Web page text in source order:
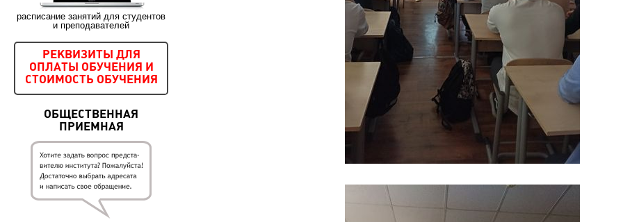
расписание занятий для студентов
и преподавателей
РЕКВИЗИТЫ ДЛЯ
ОПЛАТЫ ОБУЧЕНИЯ И
СТОИМОСТЬ ОБУЧЕНИЯ
ОБЩЕСТВЕННАЯ
ПРИЕМНАЯ